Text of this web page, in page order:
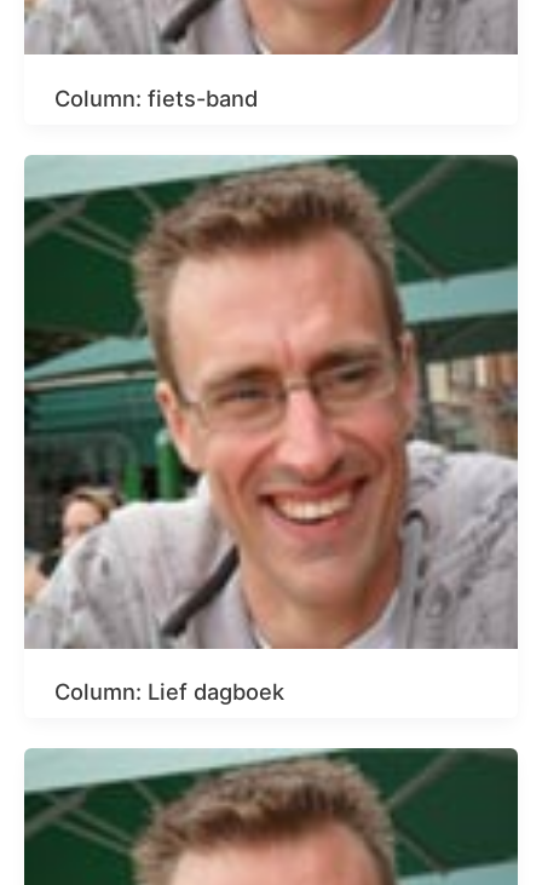
Column: fiets-band
Column: Lief dagboek